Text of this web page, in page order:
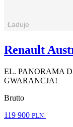
Renault
EL. PANORAMA
GWARANCJA!
Brutto
119 900 PLN